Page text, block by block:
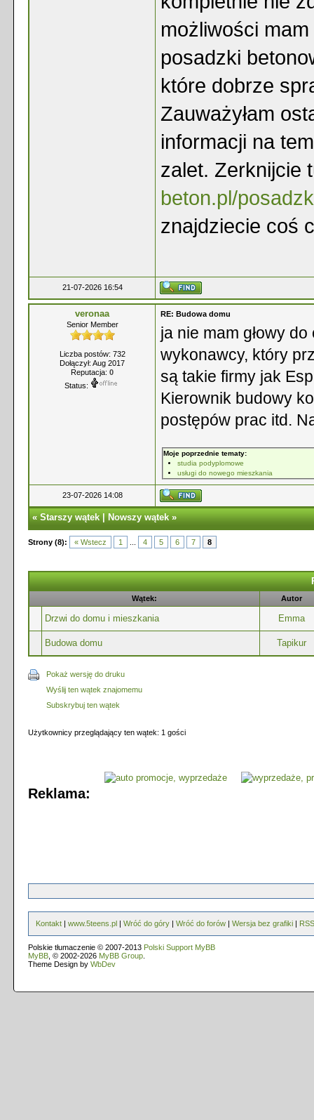
możliwości
posadzki
które dobrze
Zauważyłam
informacji na
zalet. Zerknijcie
beton.pl/
znajdziecie coś
21-07-2026 16:54
veronaa
Senior Member
Liczba postów: 732
Dołączył: Aug 2017
Reputacja: 0
Status:
RE: Budowa domu
ja nie mam głowy
wykonawcy, który
są takie firmy jak
Kierownik budowy
postępów prac itd.
Moje poprzednie tematy:
studia podyplomowe
usługi do nowego mieszkania
23-07-2026 14:08
«Starszy wątek|Nowszy wątek»
Strony (8): « Wstecz 1 4 5 6 7 8
Wątek: Autor
Drzwi do domu i mieszkania Emma
Budowa domu Tapikur
Pokaż wersję do druku
Wyślij ten wątek znajomemu
Subskrybuj ten wątek
Użytkownicy przeglądający ten wątek: 1 gości
Reklama:
Kontakt | www.5teens.pl | Wróć do góry | Wróć do forów | Wersja bez grafiki | RSS
Polskie tłumaczenie © 2007-2013 Polski Support MyBB
MyBB , © 2002-2026 MyBB Group
Theme Design by WbDev